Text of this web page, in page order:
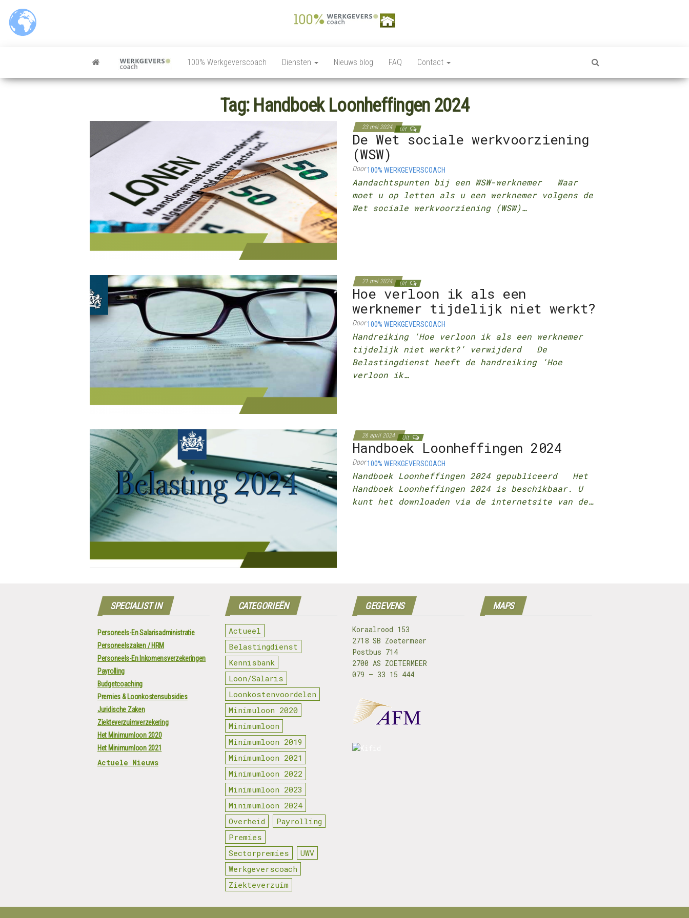
naar
Werkgeverscoach,
Payroll –
Verzekeringen –
Wet &
Regelgeving –
Coaching
Ziekteverzuim wet en
regelgeving,
Personeelsverzekeringen,
loonkostensubsidies,
Payrolling, Juridische
zaken, Opleiding,
ontwikkeling en
coaching, HR Scan,
100% Werkgeverscoach Diensten Nieuws blog FAQ Contact
Tag: Handboek Loonheffingen 2024
23 mei 2024 Uit
De Wet sociale werkvoorziening
(WSW)
Door100% WERKGEVERSCOACH
Aandachtspunten bij een WSW-werknemer Waar
moet u op letten als u een werknemer volgens de
Wet sociale werkvoorziening (WSW)…
21 mei 2024 Uit
Hoe verloon ik als een
werknemer tijdelijk niet werkt?
Door100% WERKGEVERSCOACH
Handreiking ‘Hoe verloon ik als een werknemer
tijdelijk niet werkt?’ verwijderd De
Belastingdienst heeft de handreiking ‘Hoe
verloon ik…
26 april 2024 Uit
Handboek Loonheffingen 2024
Door100% WERKGEVERSCOACH
Handboek Loonheffingen 2024 gepubliceerd Het
Handboek Loonheffingen 2024 is beschikbaar. U
kunt het downloaden via de internetsite van de…
SPECIALIST IN
Personeels-En Salarisadministratie
Personeelszaken / HRM
Personeels-En Inkomensverzekeringen
Payrolling
Budgetcoaching
Premies & Loonkostensubsidies
Juridische Zaken
Ziekteverzuimverzekering
Het Minimumloon 2020
Het Minimumloon 2021
Actuele Nieuws
CATEGORIEËN
Actueel
Belastingdienst
Kennisbank
Loon/Salaris
Loonkostenvoordelen
Minimuloon 2020
Minimumloon
Minimumloon 2019
Minimumloon 2021
Minimumloon 2022
Minimumloon 2023
Minimumloon 2024
Overheid
Payrolling
Premies
Sectorpremies
UWV
Werkgeverscoach
Ziekteverzuim
GEGEVENS
Koraalrood 153
2718 SB Zoetermeer
Postbus 714
2700 AS ZOETERMEER
079 – 33 15 444
MAPS